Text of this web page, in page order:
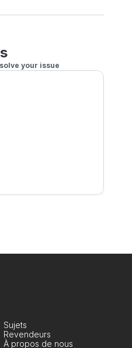
your issue
À propos de nous
Sujets
Revendeurs